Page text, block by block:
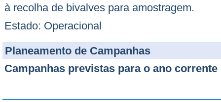
à recolha de bivalves para amostragem.
Estado: Operacional
Planeamento de Campanhas
Campanhas previstas para o ano corrente